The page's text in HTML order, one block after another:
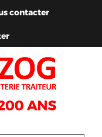
contacter